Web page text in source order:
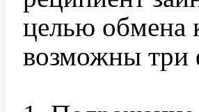
целью обмена
возможны три